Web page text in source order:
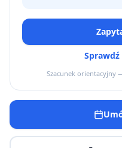
Sprawdź
Szacunek orientacyjny